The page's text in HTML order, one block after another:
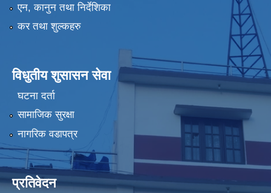
एन, कानुन तथा निर्देशिका
कर तथा शुल्कहरु
विधुतीय शुसासन सेवा
घटना दर्ता
सामाजिक सुरक्षा
नागरिक वडापत्र
प्रतिवेदन